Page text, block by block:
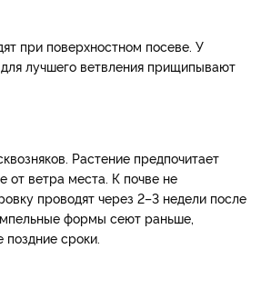
при поверхностном посеве. У
лучшего ветвления прищипывают
Растение предпочитает
ветра места. К почве не
проводят через 2–3 недели после
формы сеют раньше,
сроки.